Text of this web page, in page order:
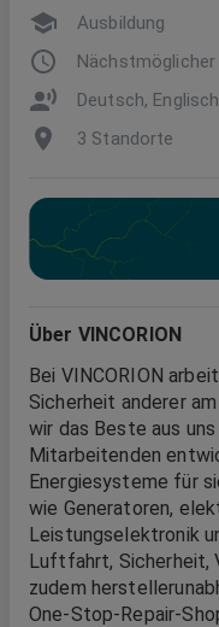
Ausbildung
Deutsch, Englisch
3 Standorte
Über VINCORION
Bei VINCORION
Sicherheit anderer
wir das Beste aus
Mitarbeitenden
Energiesysteme für
wie Generatoren,
Leistungselektronik
Luftfahrt, Sicherheit,
zudem
One-Stop-Repair-